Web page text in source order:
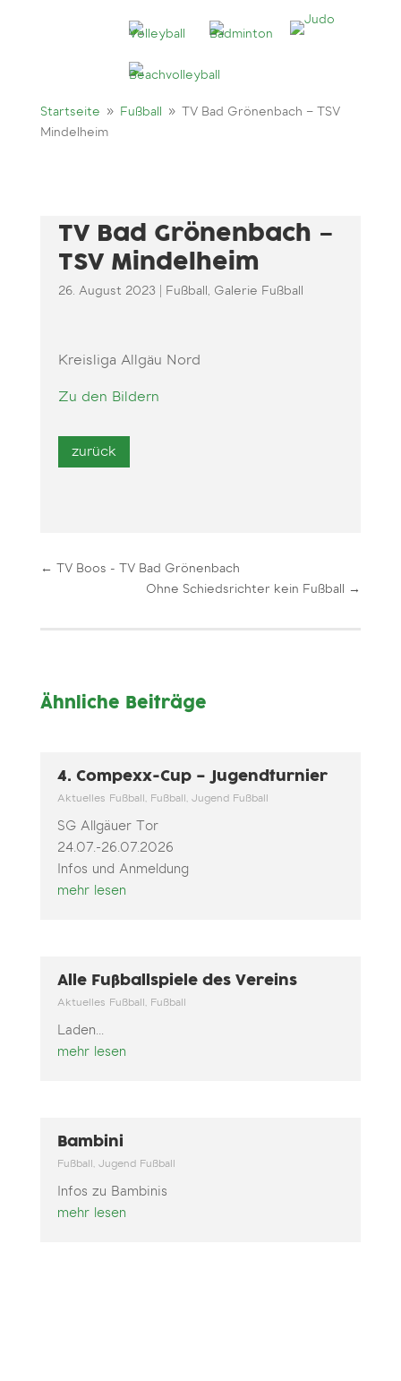
Startseite 9 Fußball 9
TV Bad Grönenbach – TSV
Mindelheim
TV Bad Grönenbach –
TSV Mindelheim
26. August 2023 Fußball, Galerie Fußball
Kreisliga Allgäu Nord
Zu den Bildern
←
TV Boos - TV Bad Grönenbach
Ohne Schiedsrichter kein Fußball →
Ähnliche Beiträge
4. Compexx-Cup – Jugendturnier
Aktuelles Fußball , Fußball , Jugend Fußball
SG Allgäuer Tor
24.07.-26.07.2026
Infos und Anmeldung
mehr lesen
Alle Fußballspiele des Vereins
Aktuelles Fußball , Fußball
Laden...
mehr lesen
Bambini
Fußball, Jugend Fußball
Infos zu Bambinis
mehr lesen